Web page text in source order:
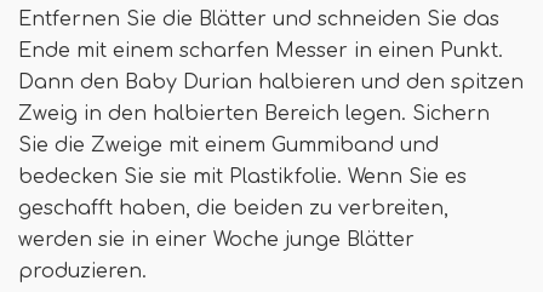
Entfernen Sie die Blätter und schneiden Sie das
Ende mit einem scharfen Messer in einen Punkt.
Dann den Baby Durian halbieren und den spitzen
Zweig in den halbierten Bereich legen. Sichern
Sie die Zweige mit einem Gummiband und
bedecken Sie sie mit Plastikfolie. Wenn Sie es
geschafft haben, die beiden zu verbreiten,
werden sie in einer Woche junge Blätter
produzieren.